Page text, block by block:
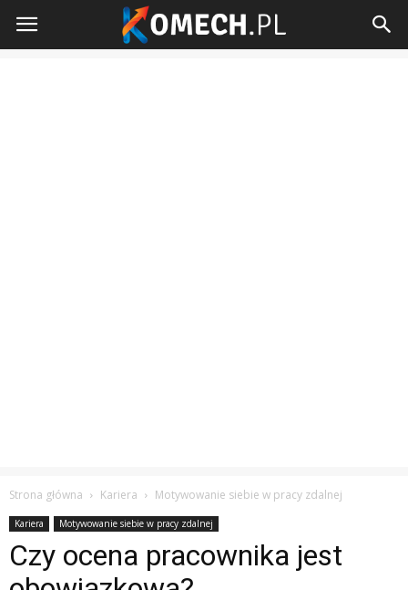
Komech.pl
Strona główna Kariera Motywowanie siebie w pracy zdalnej
Kariera Motywowanie siebie w pracy zdalnej
Czy ocena pracownika jest